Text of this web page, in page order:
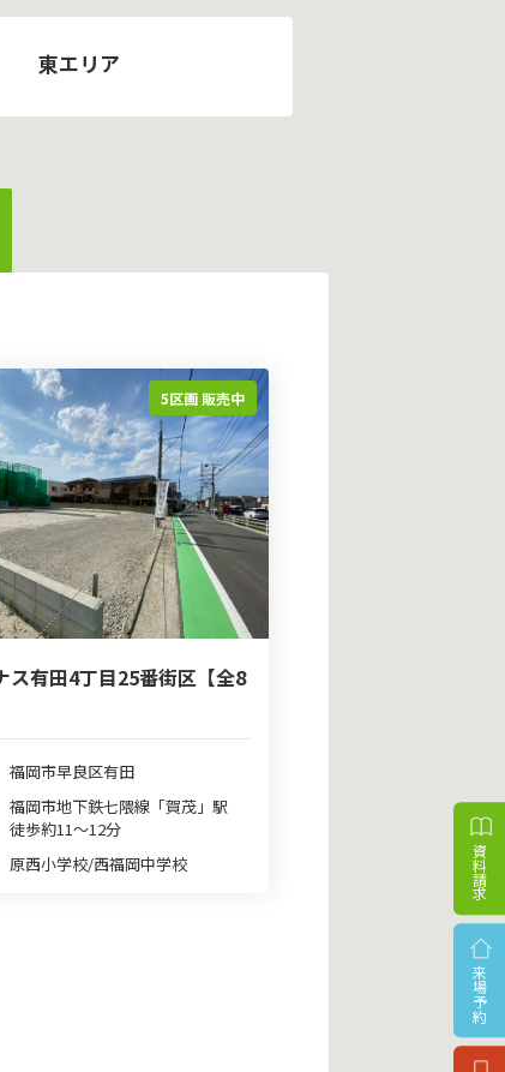
東エリア
5区画 販売中
ス有田4丁目25番街区【全8
福岡市早良区有田
福岡市地下鉄七隈線「賀茂」駅
徒歩約11～12分
原西小学校/西福岡中学校 資料請求
来場予約